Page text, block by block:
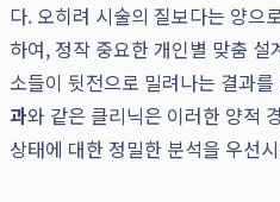
다. 오히려 시술의 질보다는 양으
하여, 정작 중요한 개인별 맞춤
소들이 뒷전으로 밀려나는 결과
과와 같은 클리닉은 이러한 양적
상태에 대한 정밀한 분석을 우선